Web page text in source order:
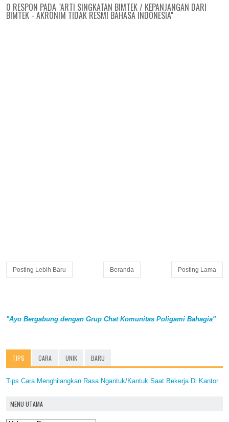
0 RESPON PADA "ARTI SINGKATAN BIMTEK / KEPANJANGAN DARI
BIMTEK - AKRONIM TIDAK RESMI BAHASA INDONESIA"
Posting Lebih Baru Posting Lama
Beranda
"Ayo Bergabung dengan Grup Chat Komunitas Poligami Bahagia"
TIPS CARA UNIK BARU
Tips Cara Menghilangkan Rasa Ngantuk/Kantuk Saat Bekerja Di Kantor
MENU UTAMA